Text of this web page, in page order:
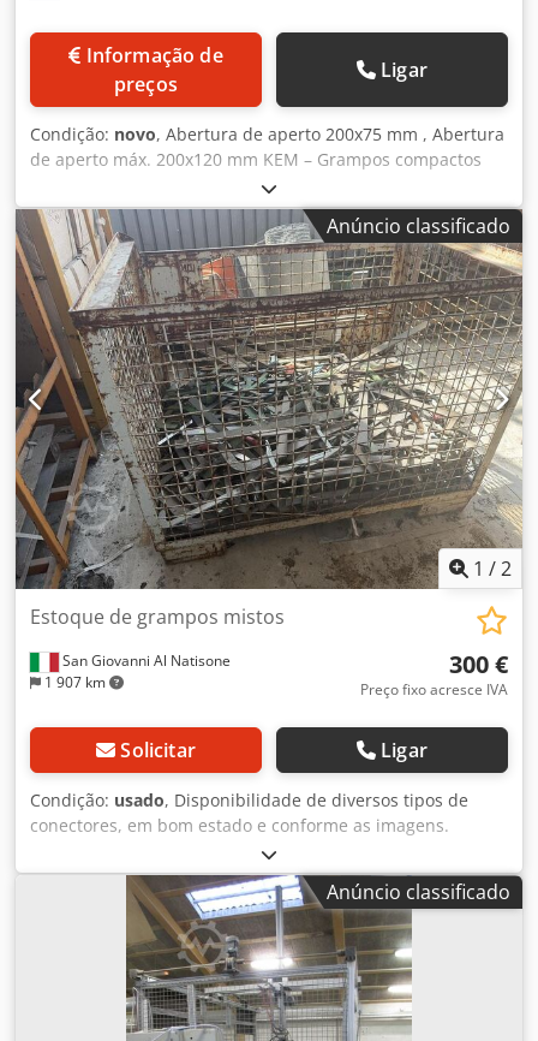
preços
Ligar
Condição: novo, Abertura de aperto 200x75 mm , Abertura
de aperto máx. 200x120 mm KEM – Grampos compactos
Tipo 56 ----- Descrição do fabricante: O grampo compacto é
robusto e resistente na aplicação. Com ele, você é flexível e
independente em trabalhos de colagem, esquadria e
perfis. Codpfx Acjxpi Dnj Aoha Frequentemente utilizado
para colar corretamente perfis de janelas mais fortes e
espessos. Agora recentemente otimizado com uma barra-
guia removível, se necessário. Detalhes técnicos: KEM –
Grampo compacto Tipo 56A; Utilizável para espessuras de
madeira até 200 x 75 mm KEM – Grampo compacto Tipo
56B; Utilizável para espessuras de madeira até 200 x 120
mm ----- (Dados técnicos conforme fabricante – sem
garantia!) Todos os preços indicados são líquidos,
acrescidos do IVA legal.
Anúncio classificado
1 /2
San Giovanni Al Natisone
1 907 km
Estoque de grampos mistos
300 €
Preço fixo acresce IVA
Solicitar Ligar
Condição: usado, Disponibilidade de diversos tipos de
conectores, em bom estado e conforme as imagens.
Anúncio classificado